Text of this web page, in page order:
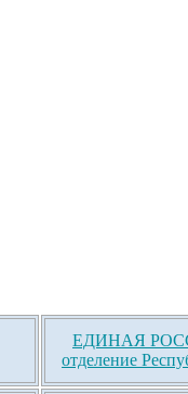
ЕДИНАЯ
отделение